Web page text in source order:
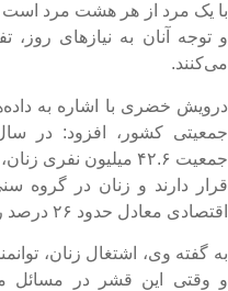
یک مرد از هر هشت مرد است
توجه آنان به نیازهای روز،
خضری با اشاره به
معادل حدود ۲۶ درصد را دارند.
گفته وی، اشتغال زنان،
وقتی این قشر در مسائل